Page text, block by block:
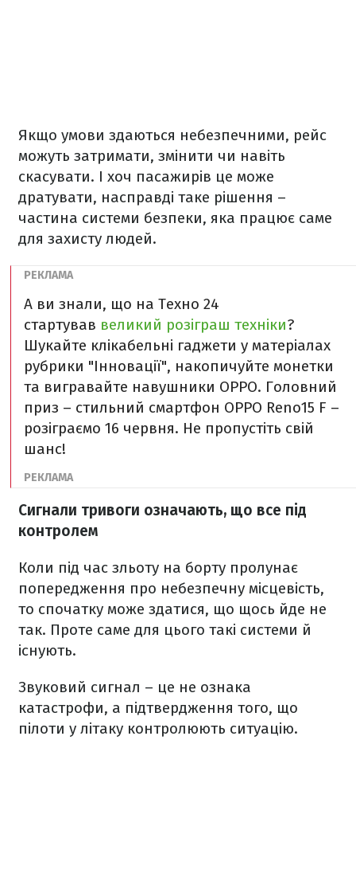
Якщо умови здаються небезпечними, рейс
можуть затримати, змінити чи навіть
скасувати. І хоч пасажирів це може
дратувати, насправді таке рішення –
частина системи безпеки, яка працює саме
для захисту людей.
А ви знали, що на Техно 24
стартував великий розіграш техніки?
Шукайте клікабельні гаджети у матеріалах
рубрики "Інновації", накопичуйте монетки
та вигравайте навушники OPPO. Головний
приз – стильний смартфон ОРРО Reno15 F –
розіграємо 16 червня. Не пропустіть свій
шанс!
Сигнали тривоги означають, що все під
контролем
Коли під час зльоту на борту пролунає
попередження про небезпечну місцевість,
то спочатку може здатися, що щось йде не
так. Проте саме для цього такі системи й
існують.
Звуковий сигнал – це не ознака
катастрофи, а підтвердження того, що
пілоти у літаку контролюють ситуацію.